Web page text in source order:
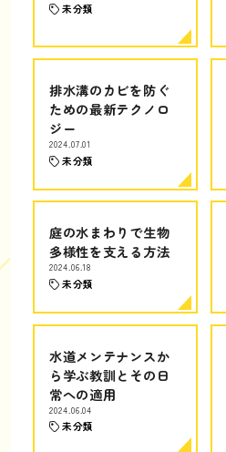
未分類
排水溝のカビを防ぐ
ための最新テクノロ
ジー
2024.07.01
未分類
庭の水まわりで生物
多様性を支える方法
2024.06.18
未分類
水道メンテナンスか
ら学ぶ教訓とその日
常への適用
2024.06.04
未分類